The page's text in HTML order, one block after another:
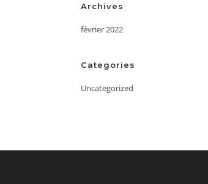
Archives
février 2022
Categories
Uncategorized